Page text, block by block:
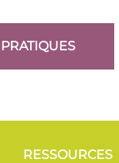
RESSOURCES